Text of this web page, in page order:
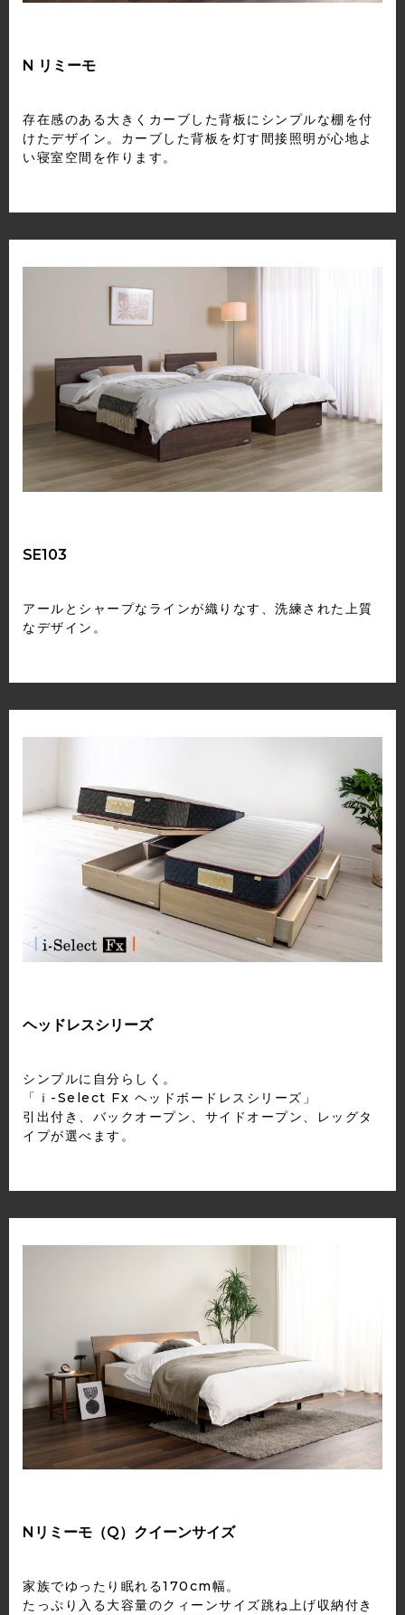
N リミーモ
存在感のある大きくカーブした背板にシンプルな棚を付
けたデザイン。カーブした背板を灯す間接照明が心地よ
い寝室空間を作ります。
SE103
アールとシャープなラインが織りなす、洗練された上質
なデザイン。
ヘッドレスシリーズ
シンプルに自分らしく。
「ｉ-Select Fx ヘッドボードレスシリーズ」
引出付き、バックオープン、サイドオープン、レッグタ
イプが選べます。
Nリミーモ（Q）クイーンサイズ
家族でゆったり眠れる170cm幅。
たっぷり入る大容量のクィーンサイズ跳ね上げ収納付き